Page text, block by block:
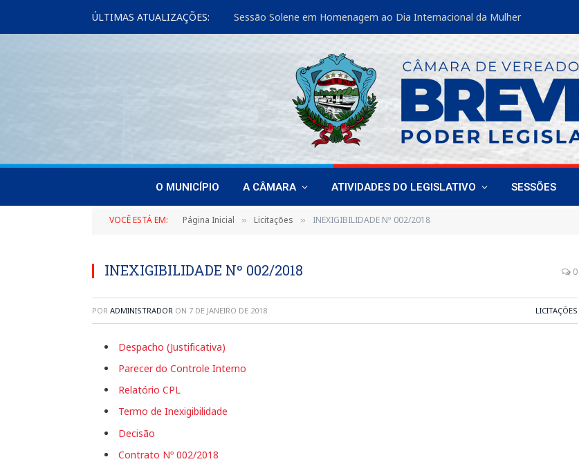
ÚLTIMAS ATUALIZAÇÕES: Sessão Solene em Homenagem ao Dia Internacional da Mulher
O MUNICÍPIO A CÂMARA ATIVIDADES DO LEGISLATIVO SESSÕES
VOCÊ ESTÁ EM: Página Inicial » Licitações » INEXIGIBILIDADE Nº 002/2018
INEXIGIBILIDADE Nº 002/2018 0
POR ADMINISTRADOR ON 7 DE JANEIRO DE 2018 LICITAÇÕES
Despacho (Justificativa)
Parecer do Controle Interno
Relatório CPL
Termo de Inexigibilidade
Decisão
Contrato Nº 002/2018